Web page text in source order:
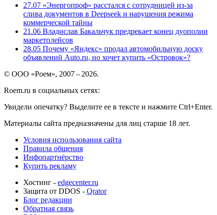
27.07 «Энергопроф» расстался с сотрудницей из-за
слива документов в Deepseek и нарушения режима
коммерческой тайны
21.06 Владислав Бакальчук предрекает конец дуополии
маркетплейсов
28.05 Почему «Яндекс» продал автомобильную доску
объявлений Auto.ru, но хочет купить «Островок»?
© ООО «Роем», 2007 – 2026.
Roem.ru в социальных сетях:
Увидели опечатку? Выделите ее в тексте и нажмите Ctrl+Enter.
Материалы сайта предназначены для лиц старше 18 лет.
Условия использования сайта
Правила общения
Инфопартнёрство
Купить рекламу
Хостинг - edgecenter.ru
Защита от DDOS - Qrator
Блог редакции
Обратная связь